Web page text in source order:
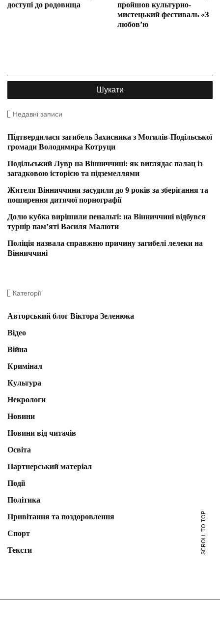
доступі до родовища
пройшов культурно-
мистецький фестиваль «З
любов’ю
Недавні записи
Підтвердилася загибель Захисника з Могилів-Подільської
громади Володимира Котруци
Подільський Лувр на Вінниччині: як виглядає палац із
загадковою історією та підземеллями
Жителя Вінниччини засудили до 9 років за зберігання та
поширення дитячої порнографії
Долю кубка вирішили пенальті: на Вінниччині відбувся
турнір пам’яті Василя Малюти
Поліція назвала справжню причину загибелі лелеки на
Вінниччині
Категорії
Авторський блог Віктора Зеленюка
Відео
Війна
Кримінал
Культура
Некрологи
Новини
Новини від читачів
Освіта
Партнерський матеріал
Події
Політика
Привітання та поздоровлення
Спорт
Тексти
SCROLL TO TOP